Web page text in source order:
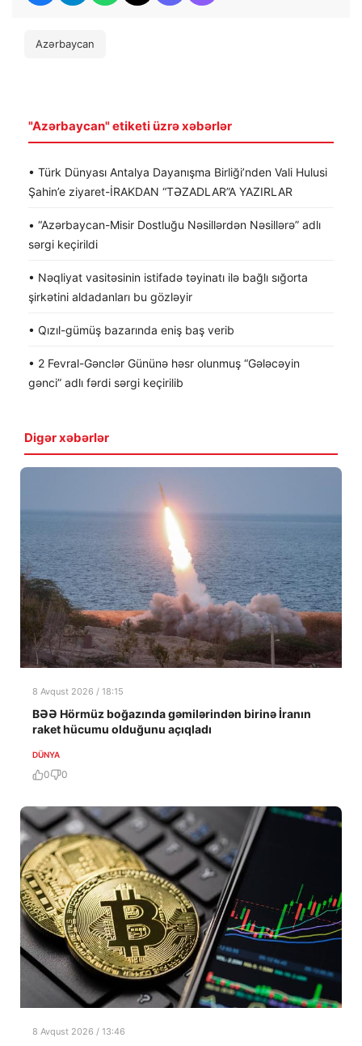
Azərbaycan
"Azərbaycan" etiketi üzrə xəbərlər
• Türk Dünyası Antalya Dayanışma Birliği’nden Vali Hulusi
Şahin’e ziyaret-İRAKDAN “TƏZADLAR”A YAZIRLAR
• “Azərbaycan-Misir Dostluğu Nəsillərdən Nəsillərə” adlı
sərgi keçirildi
• Nəqliyat vasitəsinin istifadə təyinatı ilə bağlı sığorta
şirkətini aldadanları bu gözləyir
• Qızıl-gümüş bazarında eniş baş verib
• 2 Fevral-Gənclər Gününə həsr olunmuş “Gələcəyin
gənci” adlı fərdi sərgi keçirilib
Digər xəbərlər
8 Avqust 2026 / 18:15
BƏƏ Hörmüz boğazında gəmilərindən birinə İranın
raket hücumu olduğunu açıqladı
DÜNYA
0 0
8 Avqust 2026 / 13:46